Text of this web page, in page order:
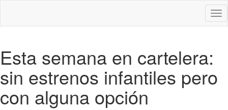
Esta semana en cartelera:
sin estrenos infantiles pero
con alguna opción